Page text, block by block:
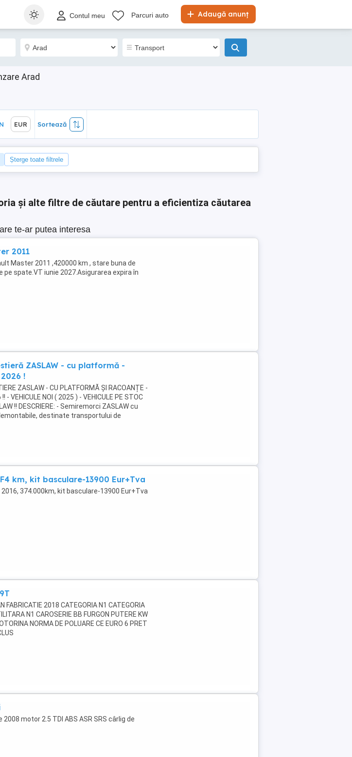
Adaugă anunț
Contul meu Parcuri auto
Arad
Sortează
EUR Sortează
Șterge toate filtrele
și alte filtre de căutare pentru a eficientiza căutarea
te-ar putea interesa
2011
Master 2011 ,420000 km , stare buna de
pe spate.VT iunie 2027.Asigurarea expira în
ZASLAW - cu platformă -
2026 !
ZASLAW - CU PLATFORMĂ ȘI RACOANȚE -
- VEHICULE NOI ( 2025 ) - VEHICULE PE STOC
!! DESCRIERE: - Semiremorci ZASLAW cu
destinate transportului de
, mărfuri paletizate ...
km, kit basculare-13900 Eur+Tva
374.000km, kit basculare-13900 Eur+Tva
2018 CATEGORIA N1 CATEGORIA
N1 CAROSERIE BB FURGON PUTERE KW
NORMA DE POLUARE CE EURO 6 PRET
motor 2.5 TDI ABS ASR SRS cârlig de